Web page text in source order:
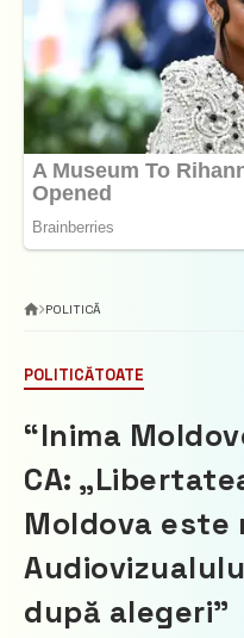
POLITICĂ
POLITICĂTOATE
“Inima
CA:
Moldova este
după alegeri”